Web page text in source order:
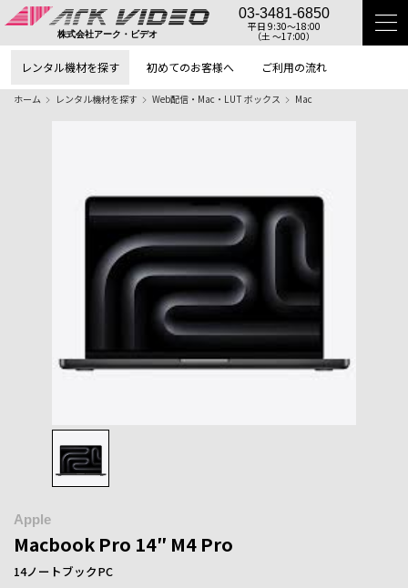
株式会社アーク・ビデオ
03-3481-6850
平日 9:30〜18:00
（土 〜17:00）
レンタル機材を探す 初めてのお客様へ ご利用の流れ
ホーム レンタル機材を探す Web配信・Mac・LUT ボックス Mac
Apple
Macbook Pro 14″ M4 Pro
14ノートブックPC